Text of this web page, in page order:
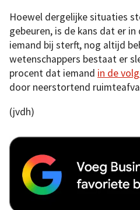
Hoewel dergelijke situaties
gebeuren, is de kans dat er
iemand bij sterft, nog altijd
wetenschappers bestaat er
procent dat iemand in de
door neerstortend
(jvdh)